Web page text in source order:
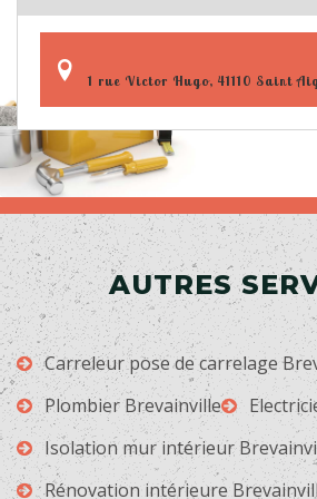
1 rue Victor Hugo, 41110 Saint
AUTRES
Carreleur pose de carrelage
Plombier Brevainville
Isolation mur intérieur
Rénovation intérieure